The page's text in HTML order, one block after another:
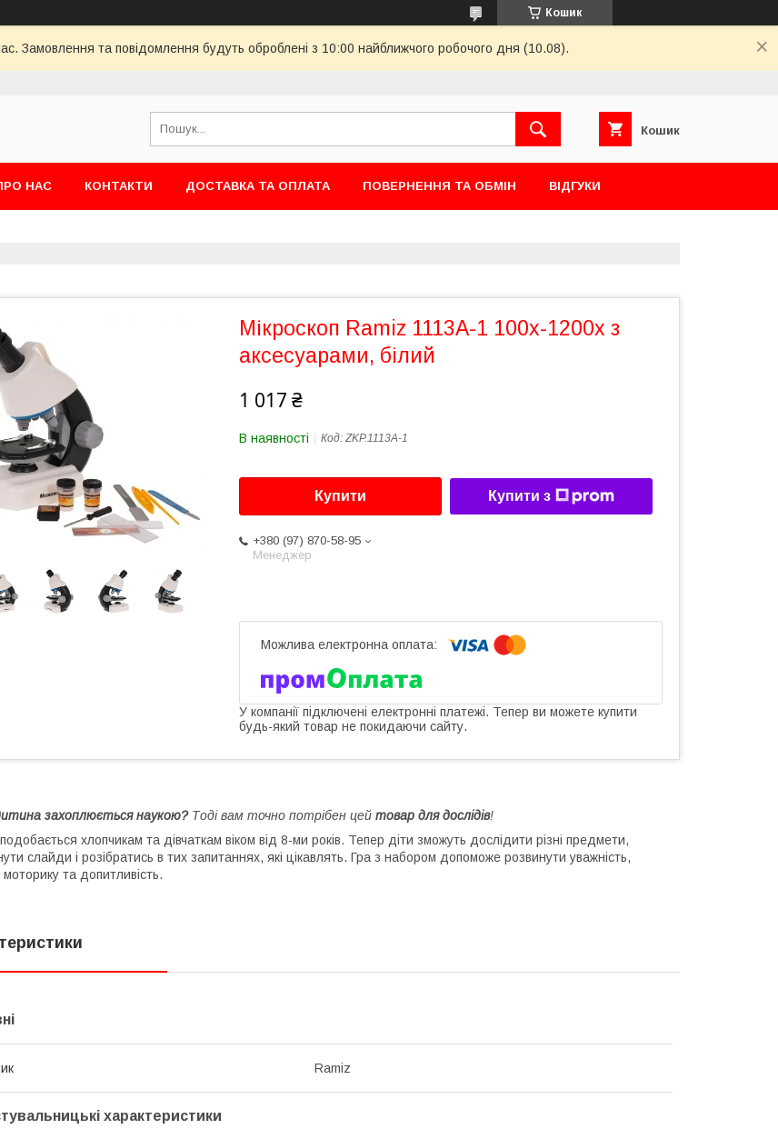
Кошик
Замовлення та повідомлення будуть оброблені з 10:00 найближчого робочого дня (10.08).
Кошик
НАС КОНТАКТИ ДОСТАВКА ТА ОПЛАТА ПОВЕРНЕННЯ ТА ОБМІН ВІДГУКИ
Мікроскоп Ramiz 1113A-1 100х-1200х з
аксесуарами, білий
1 017 ₴
В наявності Код: ZKP.1113A-1
Купити Купити з
+380 (97) 870-58-95
Менеджер
У компанії підключені електронні платежі. Тепер ви можете купити
будь-який товар не покидаючи сайту.
захоплюється наукою? Тоді вам точно потрібен цей товар для дослідів!
хлопчикам та дівчаткам віком від 8-ми років. Тепер діти зможуть дослідити різні предмети,
слайди і розібратись в тих запитаннях, які цікавлять. Гра з набором допоможе розвинути уважність,
та допитливість.
Ramiz
характеристики